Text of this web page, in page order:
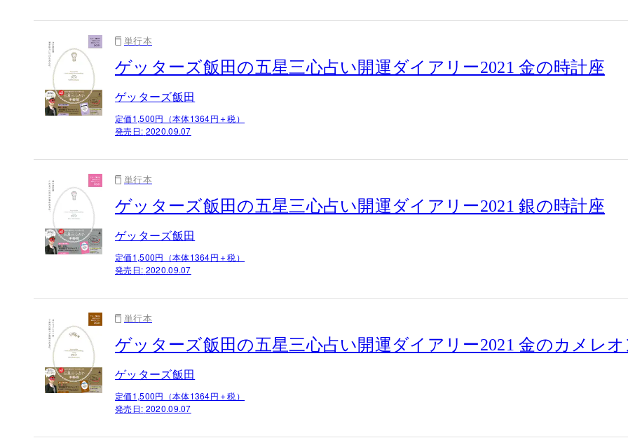
単行本
ゲッターズ飯田の五星三心占い開運ダイアリー2021 金の時計座
ゲッターズ飯田
定価1,500円（本体1364円＋税）
発売日: 2020.09.07
単行本
ゲッターズ飯田の五星三心占い開運ダイアリー2021 銀の時計座
ゲッターズ飯田
定価1,500円（本体1364円＋税）
発売日: 2020.09.07
単行本
ゲッターズ飯田の五星三心占い開運ダイアリー2021 金のカメレ
ゲッターズ飯田
定価1,500円（本体1364円＋税）
発売日: 2020.09.07